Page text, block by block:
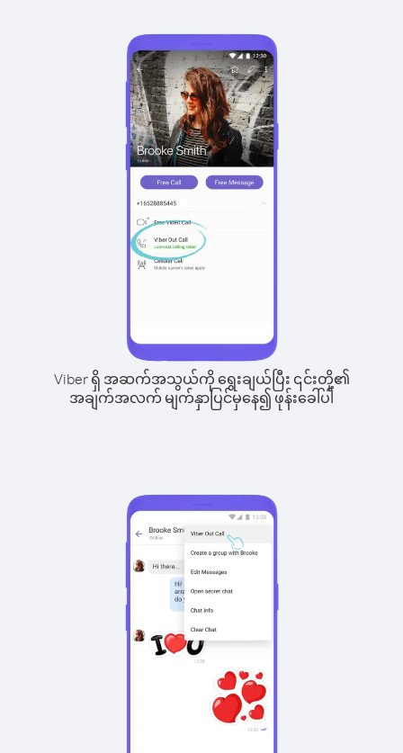
Viber ရှိ အဆက်အသွယ်ကို ရွေးချယ်ပြီး ၎င်းတို့၏
အချက်အလက် မျက်နှာပြင်မှနေ၍ ဖုန်းခေါ်ပါ